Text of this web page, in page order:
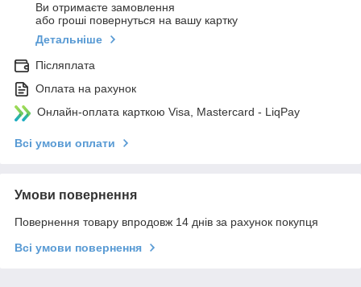
Ви отримаєте замовлення
або гроші повернуться на вашу картку
Детальніше
Післяплата
Оплата на рахунок
Онлайн-оплата карткою Visa, Mastercard - LiqPay
Всі умови оплати
Умови повернення
Повернення товару впродовж 14 днів за рахунок покупця
Всі умови повернення